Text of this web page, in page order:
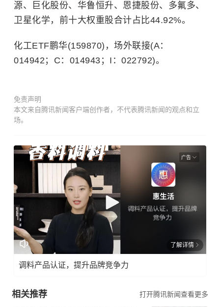
源、巨化股份、华鲁恒升、恩捷股份、多氟多、
卫星化学，前十大权重股合计占比44.92%。
化工ETF鹏华(159870)，场外联接(A：
014942；C：014943；I：022792)。
免责声明
本文来自腾讯新闻客户端创作者，不代表腾讯新闻的观点和立
场。
广告
了解详情
调料产品认证，提升品牌竞争力
相关推荐 打开腾讯新闻查看更多